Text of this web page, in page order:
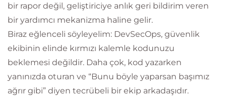
bir rapor değil, geliştiriciye anlık geri bildirim veren
bir yardımcı mekanizma haline gelir.
Biraz eğlenceli söyleyelim: DevSecOps, güvenlik
ekibinin elinde kırmızı kalemle kodunuzu
beklemesi değildir. Daha çok, kod yazarken
yanınızda oturan ve “Bunu böyle yaparsan başımız
ağrır gibi” diyen tecrübeli bir ekip arkadaşıdır.